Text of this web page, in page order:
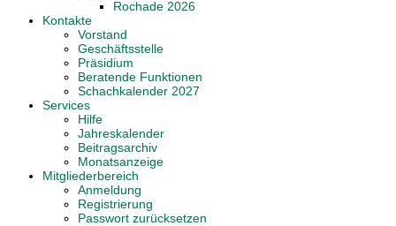
Rochade 2026
Kontakte
Vorstand
Geschäftsstelle
Präsidium
Beratende Funktionen
Schachkalender 2027
Services
Hilfe
Jahreskalender
Beitragsarchiv
Monatsanzeige
Mitgliederbereich
Anmeldung
Registrierung
Passwort zurücksetzen